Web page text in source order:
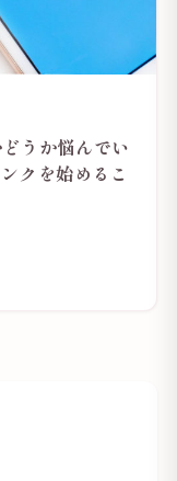
うか悩んでい
クを始めるこ